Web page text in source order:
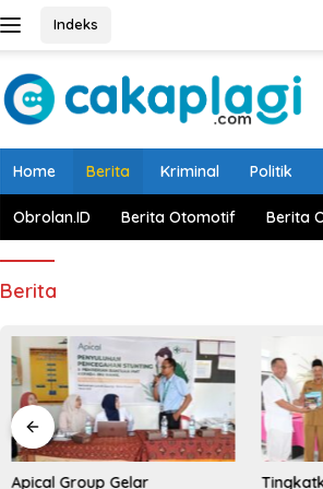
Indeks
Home Berita Kriminal Politik
Obrolan.ID Berita Otomotif Berita
Berita
Apical Group Gelar